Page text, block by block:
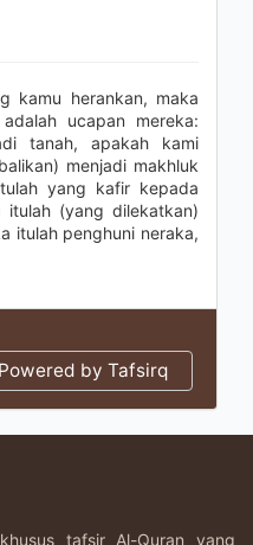
kamu herankan, maka
ucapan mereka:
tanah, apakah kami
menjadi makhluk
yang kafir kepada
itulah (yang dilekatkan)
itulah penghuni neraka,
Powered by Tafsirq
tafsir Al-Quran yang